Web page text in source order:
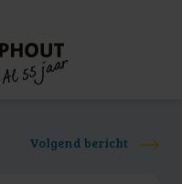
Al 55 jaar
Volgend bericht